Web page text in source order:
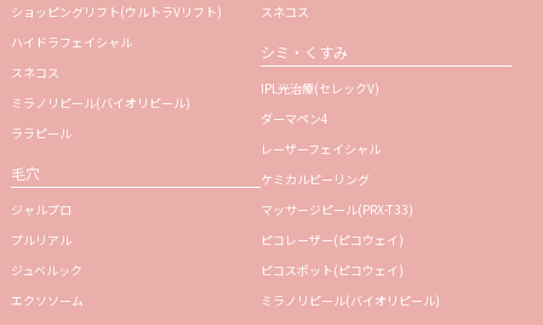
ショッピングリフト(ウルトラVリフト)
ハイドラフェイシャル
スネコス
ミラノリピール(バイオリピール)
ララピール
毛穴
ジャルプロ
プルリアル
ジュベルック
エクソソーム
スネコス
シミ・くすみ
IPL光治療(セレックV)
ダーマペン4
レーザーフェイシャル
ケミカルピーリング
マッサージピール(PRX-T33)
ピコレーザー(ピコウェイ)
ピコスポット(ピコウェイ)
ミラノリピール(バイオリピール)